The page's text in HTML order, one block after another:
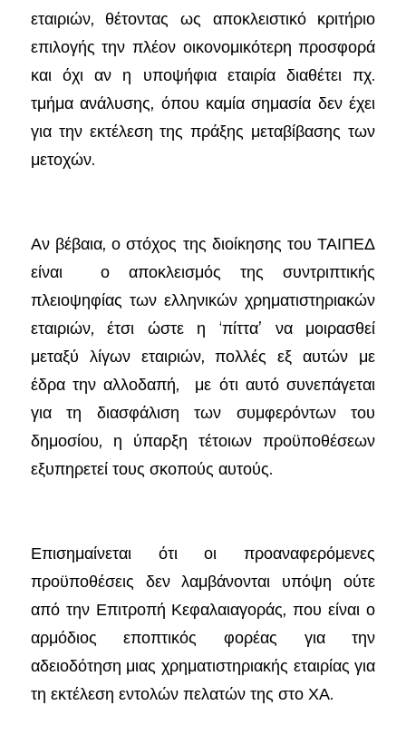
εταιριών, θέτοντας ως αποκλειστικό κριτήριο
επιλογής την πλέον οικονομικότερη προσφορά
και όχι αν η υποψήφια εταιρία διαθέτει πχ.
τμήμα ανάλυσης, όπου καμία σημασία δεν έχει
για την εκτέλεση της πράξης μεταβίβασης των
μετοχών.
Αν βέβαια, ο στόχος της διοίκησης του ΤΑΙΠΕΔ
είναι ο αποκλεισμός της συντριπτικής
πλειοψηφίας των ελληνικών χρηματιστηριακών
εταιριών, έτσι ώστε η ‘πίττα’ να μοιρασθεί
μεταξύ λίγων εταιριών, πολλές εξ αυτών με
έδρα την αλλοδαπή, με ότι αυτό συνεπάγεται
για τη διασφάλιση των συμφερόντων του
δημοσίου, η ύπαρξη τέτοιων προϋποθέσεων
εξυπηρετεί τους σκοπούς αυτούς.
Επισημαίνεται ότι οι προαναφερόμενες
προϋποθέσεις δεν λαμβάνονται υπόψη ούτε
από την Επιτροπή Κεφαλαιαγοράς, που είναι ο
αρμόδιος εποπτικός φορέας για την
αδειοδότηση μιας χρηματιστηριακής εταιρίας για
τη εκτέλεση εντολών πελατών της στο ΧΑ.